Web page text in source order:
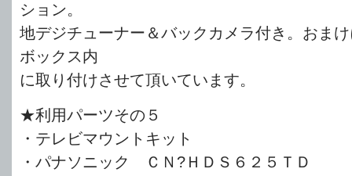
ション。
地デジチューナー＆バックカメラ付き。おま
ボックス内
に取り付けさせて頂いています。
★利用パーツその５
・テレビマウントキット
・パナソニック ＣＮ?ＨＤＳ６２５ＴＤ